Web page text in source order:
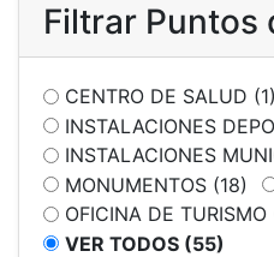
Filtrar Puntos
CENTRO DE SALUD (1)
INSTALACIONES
INSTALACIONES
MONUMENTOS (18)
OFICINA DE TURISMO
VER TODOS (55)